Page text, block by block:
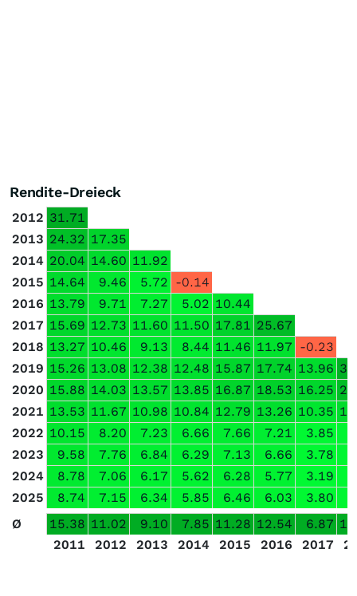
Rendite-Dreieck
2012 31.71
2013 24.32 17.35
2014 20.04 14.60 11.92
2015 14.64 9.46 5.72 -0.14
2016 13.79 9.71 7.27 5.02 10.44
2017 15.69 12.73 11.60 11.50 17.81 25.67
2018 13.27 10.46 9.13 8.44 11.46 11.97 -0.23
2019 15.26 13.08 12.38 12.48 15.87 17.74 13.96
2020 15.88 14.03 13.57 13.85 16.87 18.53 16.25
2021 13.53 11.67 10.98 10.84 12.79 13.26 10.35
2022 10.15 8.20 7.23 6.66 7.66 7.21 3.85
2023
9.58 7.76 6.84 6.29 7.13 6.66 3.78
2024
8.78 7.06 6.17 5.62 6.28 5.77 3.19
2025
8.74 7.15 6.34 5.85 6.46 6.03 3.80
Ø
15.38 11.02 9.10 7.85 11.28 12.54 6.87
2011
2012 2013 2014 2015 2016 2017